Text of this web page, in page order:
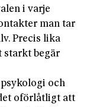
i varje
man tar
Precis lika
starkt begär
och
oförlåtligt att